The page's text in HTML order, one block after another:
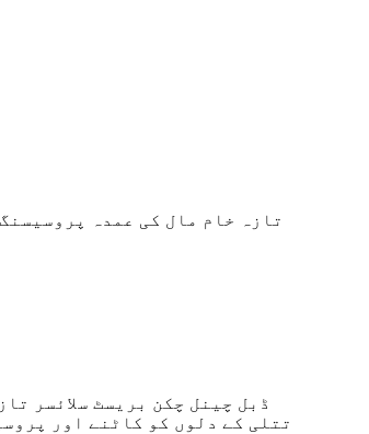
تازہ خام مال کی عمدہ
ڈبل چینل چکن بریسٹ سلائسر
تتلی کے دلوں کو کاٹنے اور